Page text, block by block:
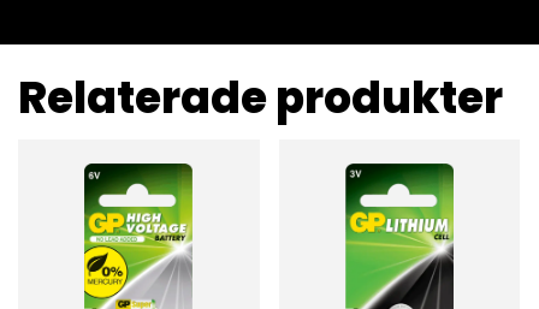
Relaterade produkter